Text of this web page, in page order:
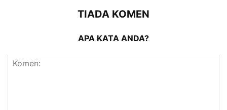
TIADA KOMEN
APA KATA ANDA?